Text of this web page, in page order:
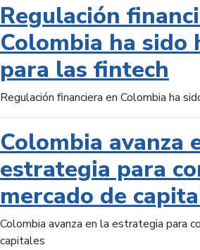
Regulación
Colombia ha
para las fintech
Regulación financiera en Colombia ha
Colombia avanza
estrategia para
mercado de
Colombia avanza en la estrategia para
capitales